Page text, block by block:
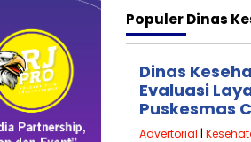
PopulerDinas
Dinas
Evaluasi
Puskesmas
Advertorial |